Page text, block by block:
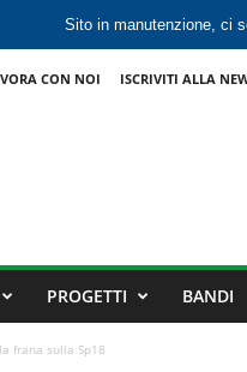
Sito in manutenzione, ci
CON NOI ISCRIVITI ALLA
PROGETTI BANDI
frana sulla Sp18